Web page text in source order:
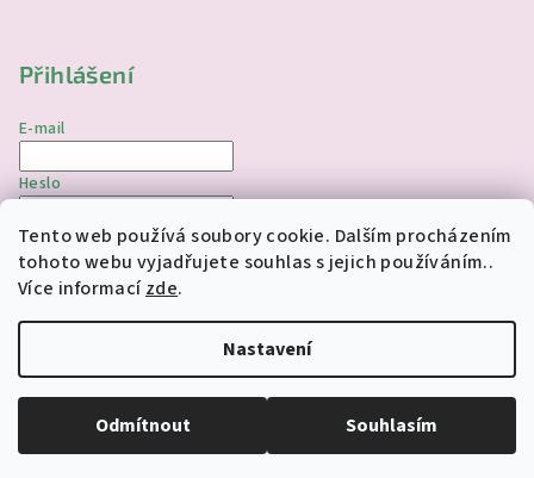
Tento web používá soubory cookie. Dalším procházením
tohoto webu vyjadřujete souhlas s jejich používáním..
Více informacízde.
Nastavení
Odmítnout Souhlasím
Přihlášení
E-mail
Heslo
Přihlásit se
Nová registrace Zapomenuté heslo
Upravit nastavení cookies
Vytvořil Shoptet